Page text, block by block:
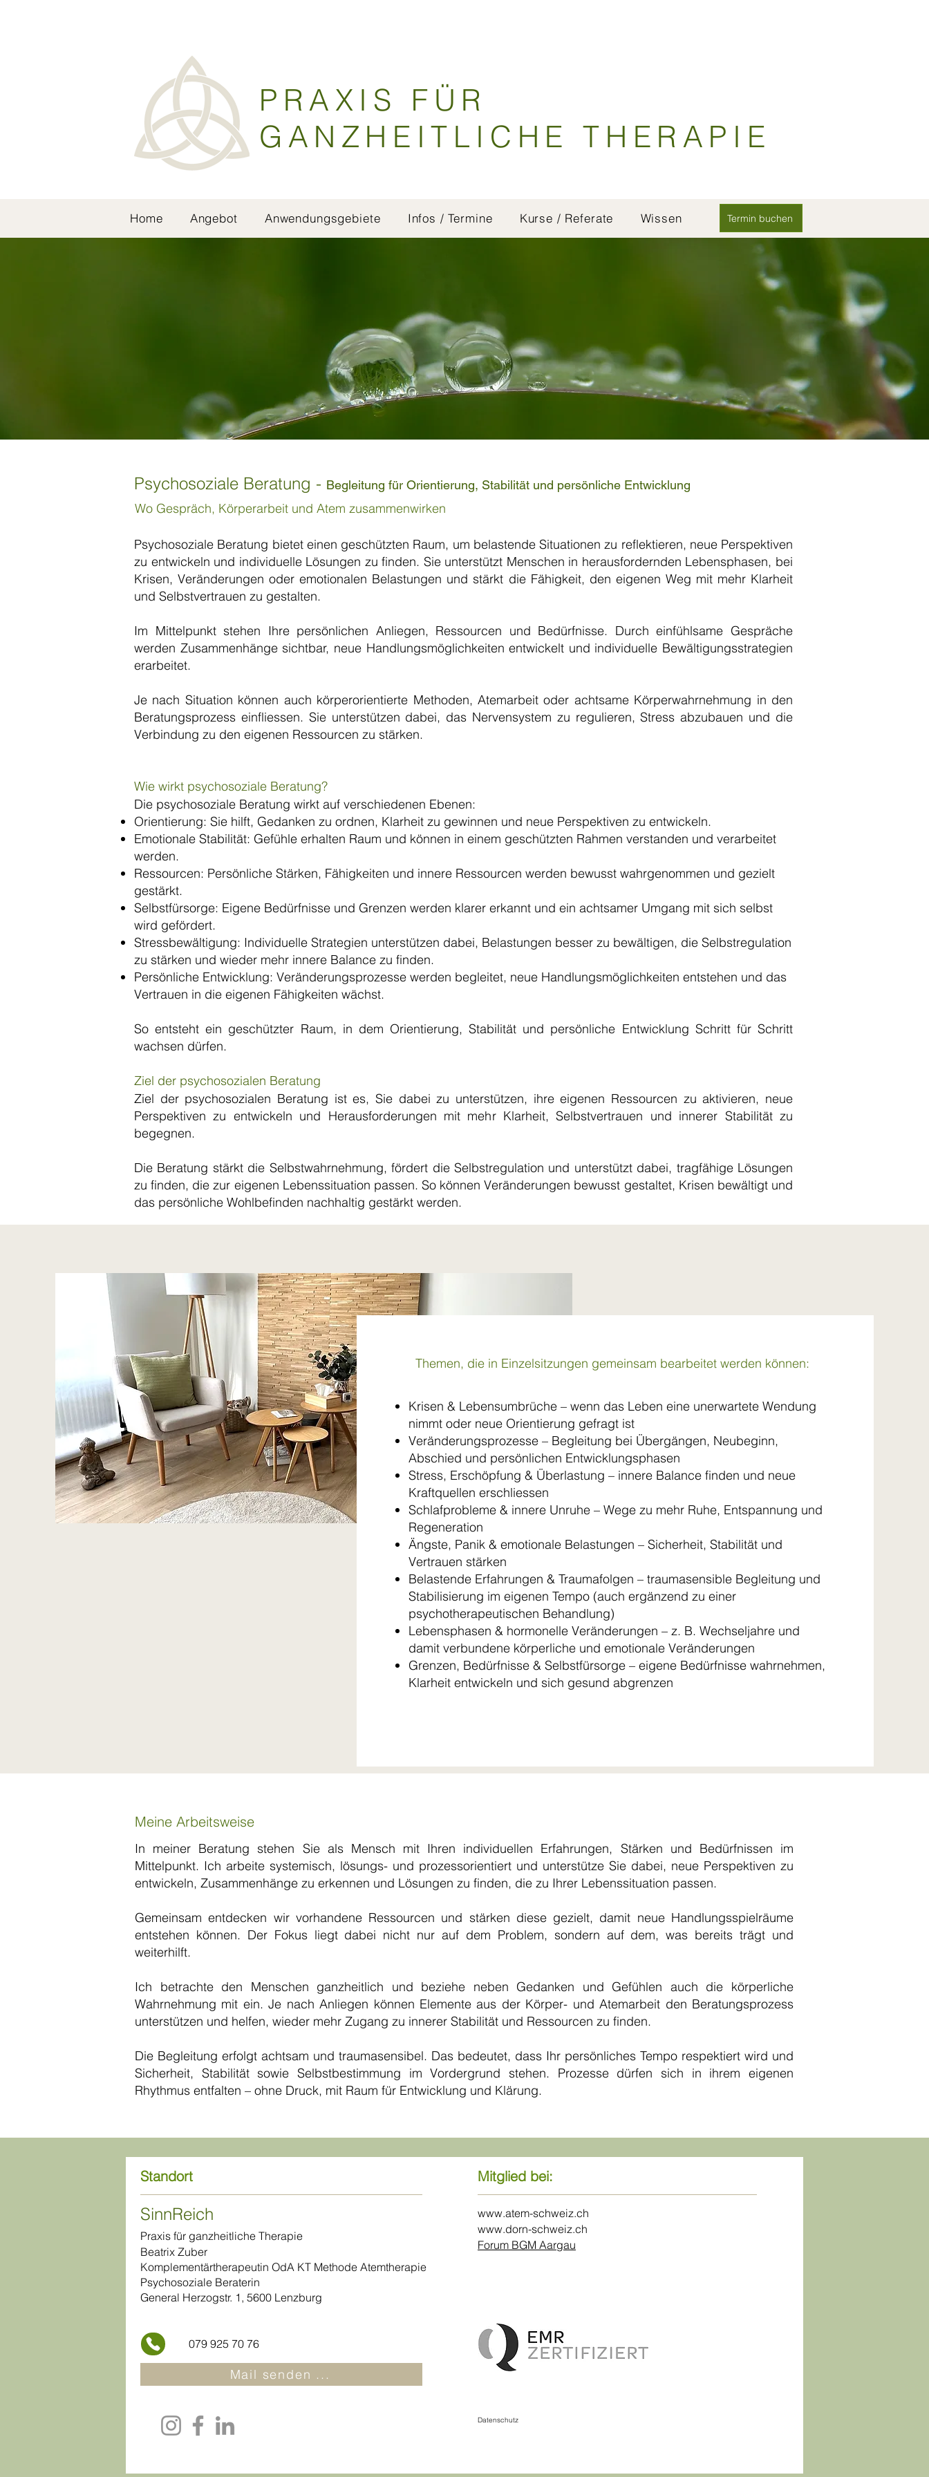
PRAXIS FÜR
GANZHEITLICHE THERAPIE
Home Angebot Anwendungsgebiete Infos / Termine Kurse / Referate Wissen Termin buchen
Psychosoziale Beratung - Begleitung für Orientierung, Stabilität und persönliche Entwicklung
Wo Gespräch, Körperarbeit und Atem zusammenwirken
Psychosoziale Beratung bietet einen geschützten Raum, um belastende Situationen zu reflektieren, neue Perspektiven
zu entwickeln und individuelle Lösungen zu finden. Sie unterstützt Menschen in herausfordernden Lebensphasen, bei
Krisen, Veränderungen oder emotionalen Belastungen und stärkt die Fähigkeit, den eigenen Weg mit mehr Klarheit
und Selbstvertrauen zu gestalten.
Im Mittelpunkt stehen Ihre persönlichen Anliegen, Ressourcen und Bedürfnisse. Durch einfühlsame Gespräche
werden Zusammenhänge sichtbar, neue Handlungsmöglichkeiten entwickelt und individuelle Bewältigungsstrategien
erarbeitet.
Je nach Situation können auch körperorientierte Methoden, Atemarbeit oder achtsame Körperwahrnehmung in den
Beratungsprozess einfliessen. Sie unterstützen dabei, das Nervensystem zu regulieren, Stress abzubauen und die
Verbindung zu den eigenen Ressourcen zu stärken.
Wie wirkt psychosoziale Beratung?
Die psychosoziale Beratung wirkt auf verschiedenen Ebenen:
Orientierung: Sie hilft, Gedanken zu ordnen, Klarheit zu gewinnen und neue Perspektiven zu entwickeln.
Emotionale Stabilität: Gefühle erhalten Raum und können in einem geschützten Rahmen verstanden und verarbeitet
werden.
Ressourcen: Persönliche Stärken, Fähigkeiten und innere Ressourcen werden bewusst wahrgenommen und gezielt
gestärkt.
Selbstfürsorge: Eigene Bedürfnisse und Grenzen werden klarer erkannt und ein achtsamer Umgang mit sich selbst
wird gefördert.
Stressbewältigung: Individuelle Strategien unterstützen dabei, Belastungen besser zu bewältigen, die Selbstregulation
zu stärken und wieder mehr innere Balance zu finden.
Persönliche Entwicklung: Veränderungsprozesse werden begleitet, neue Handlungsmöglichkeiten entstehen und das
Vertrauen in die eigenen Fähigkeiten wächst.
So entsteht ein geschützter Raum, in dem Orientierung, Stabilität und persönliche Entwicklung Schritt für Schritt
wachsen dürfen.
Ziel der psychosozialen Beratung
Ziel der psychosozialen Beratung ist es, Sie dabei zu unterstützen, ihre eigenen Ressourcen zu aktivieren, neue
Perspektiven zu entwickeln und Herausforderungen mit mehr Klarheit, Selbstvertrauen und innerer Stabilität zu
begegnen.
Die Beratung stärkt die Selbstwahrnehmung, fördert die Selbstregulation und unterstützt dabei, tragfähige Lösungen
zu finden, die zur eigenen Lebenssituation passen. So können Veränderungen bewusst gestaltet, Krisen bewältigt und
das persönliche Wohlbefinden nachhaltig gestärkt werden.
Themen, die in Einzelsitzungen gemeinsam bearbeitet werden können:
Krisen & Lebensumbrüche – wenn das Leben eine unerwartete Wendung
nimmt oder neue Orientierung gefragt ist
Veränderungsprozesse – Begleitung bei Übergängen, Neubeginn,
Abschied und persönlichen Entwicklungsphasen
Stress, Erschöpfung & Überlastung – innere Balance finden und neue
Kraftquellen erschliessen
Schlafprobleme & innere Unruhe – Wege zu mehr Ruhe, Entspannung und
Regeneration
Ängste, Panik & emotionale Belastungen – Sicherheit, Stabilität und
Vertrauen stärken
Belastende Erfahrungen & Traumafolgen – traumasensible Begleitung und
Stabilisierung im eigenen Tempo (auch ergänzend zu einer
psychotherapeutischen Behandlung)
Lebensphasen & hormonelle Veränderungen – z. B. Wechseljahre und
damit verbundene körperliche und emotionale Veränderungen
Grenzen, Bedürfnisse & Selbstfürsorge – eigene Bedürfnisse wahrnehmen,
Klarheit entwickeln und sich gesund abgrenzen
Meine Arbeitsweise
In meiner Beratung stehen Sie als Mensch mit Ihren individuellen Erfahrungen, Stärken und Bedürfnissen im
Mittelpunkt. Ich arbeite systemisch, lösungs- und prozessorientiert und unterstütze Sie dabei, neue Perspektiven zu
entwickeln, Zusammenhänge zu erkennen und Lösungen zu finden, die zu Ihrer Lebenssituation passen.
Gemeinsam entdecken wir vorhandene Ressourcen und stärken diese gezielt, damit neue Handlungsspielräume
entstehen können. Der Fokus liegt dabei nicht nur auf dem Problem, sondern auf dem, was bereits trägt und
weiterhilft.
Ich betrachte den Menschen ganzheitlich und beziehe neben Gedanken und Gefühlen auch die körperliche
Wahrnehmung mit ein. Je nach Anliegen können Elemente aus der Körper- und Atemarbeit den Beratungsprozess
unterstützen und helfen, wieder mehr Zugang zu innerer Stabilität und Ressourcen zu finden.
Die Begleitung erfolgt achtsam und traumasensibel. Das bedeutet, dass Ihr persönliches Tempo respektiert wird und
Sicherheit, Stabilität sowie Selbstbestimmung im Vordergrund stehen. Prozesse dürfen sich in ihrem eigenen
Rhythmus entfalten – ohne Druck, mit Raum für Entwicklung und Klärung.
Standort
SinnReich
Praxis für ganzheitliche Therapie
Beatrix Zuber
Komplementärtherapeutin OdA KT Methode Atemtherapie
Psychosoziale Beraterin
General Herzogstr. 1, 5600 Lenzburg
079 925 70 76
Mail senden ...
Mitglied bei:
www.atem-schweiz.ch
www.dorn-schweiz.ch
Forum BGM Aargau
Datenschutz